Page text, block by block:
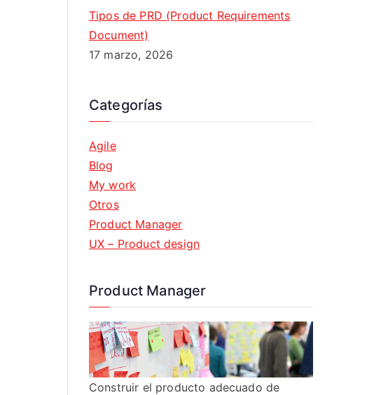
Tipos de PRD (Product Requirements
Document)
17 marzo, 2026
Categorías
Agile
Blog
My work
Otros
Product Manager
UX – Product design
Product Manager
Construir el producto adecuado de